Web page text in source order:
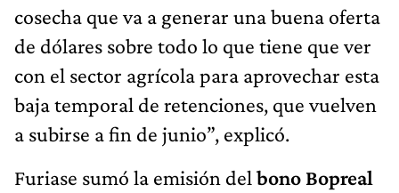
cosecha que va a generar una buena oferta
de dólares sobre todo lo que tiene que ver
con el sector agrícola para aprovechar esta
baja temporal de retenciones, que vuelven
a subirse a fin de junio”, explicó.
Furiase sumó la emisión del bono Bopreal